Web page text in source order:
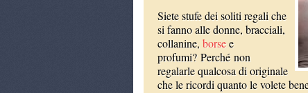
Siete stufe dei soliti regali che
si fanno alle donne, bracciali,
collanine, borsee
profumi? Perché non
regalarle qualcosa di originale
che le ricordi quanto le volete